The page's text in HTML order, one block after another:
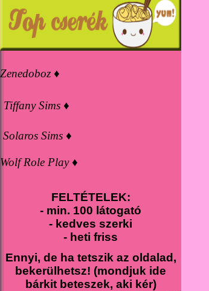
Zenedoboz ♦
Tiffany Sims ♦
Solaros Sims ♦
Wolf Role Play ♦
FELTÉTELEK:
- min. 100 látogató
- kedves szerki
- heti friss
Ennyi, de ha tetszik az oldalad,
bekerülhetsz! (mondjuk ide
bárkit beteszek, aki kér)